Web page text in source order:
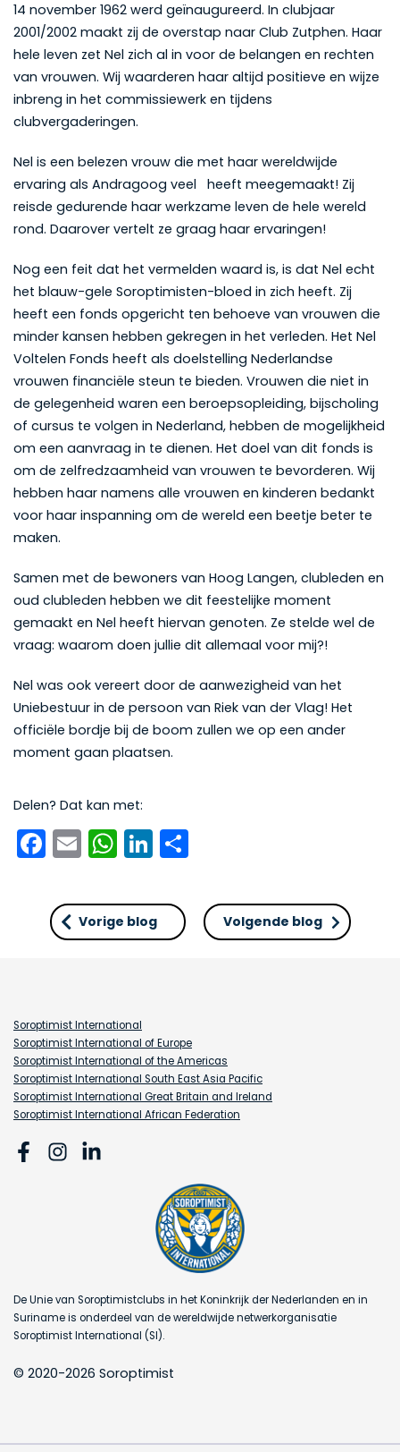
14 november 1962 werd geïnaugureerd. In clubjaar
2001/2002 maakt zij de overstap naar Club Zutphen. Haar
hele leven zet Nel zich al in voor de belangen en rechten
van vrouwen. Wij waarderen haar altijd positieve en wijze
inbreng in het commissiewerk en tijdens
clubvergaderingen.
Nel is een belezen vrouw die met haar wereldwijde
ervaring als Andragoog veel heeft meegemaakt! Zij
reisde gedurende haar werkzame leven de hele wereld
rond. Daarover vertelt ze graag haar ervaringen!
Nog een feit dat het vermelden waard is, is dat Nel echt
het blauw-gele Soroptimisten-bloed in zich heeft. Zij
heeft een fonds opgericht ten behoeve van vrouwen die
minder kansen hebben gekregen in het verleden. Het Nel
Voltelen Fonds heeft als doelstelling Nederlandse
vrouwen financiële steun te bieden. Vrouwen die niet in
de gelegenheid waren een beroepsopleiding, bijscholing
of cursus te volgen in Nederland, hebben de mogelijkheid
om een aanvraag in te dienen. Het doel van dit fonds is
om de zelfredzaamheid van vrouwen te bevorderen. Wij
hebben haar namens alle vrouwen en kinderen bedankt
voor haar inspanning om de wereld een beetje beter te
maken.
Samen met de bewoners van Hoog Langen, clubleden en
oud clubleden hebben we dit feestelijke moment
gemaakt en Nel heeft hiervan genoten. Ze stelde wel de
vraag: waarom doen jullie dit allemaal voor mij?!
Nel was ook vereert door de aanwezigheid van het
Uniebestuur in de persoon van Riek van der Vlag! Het
officiële bordje bij de boom zullen we op een ander
moment gaan plaatsen.
Delen? Dat kan met:
Facebook
EmailWhatsApp
LinkedIn
Vorige blog Volgende blog
Soroptimist International
Soroptimist International of Europe
Soroptimist International of the Americas
Soroptimist International South East Asia Pacific
Soroptimist International Great Britain and Ireland
Soroptimist International African Federation
De Unie van Soroptimistclubs in het Koninkrijk der Nederlanden en in
Suriname is onderdeel van de wereldwijde netwerkorganisatie
Soroptimist International (SI).
© 2020-2026 Soroptimist